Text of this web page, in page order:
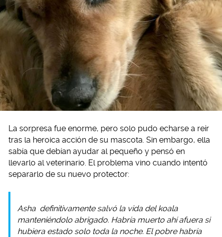
La sorpresa fue enorme, pero solo pudo echarse a reír
tras la heroica acción de su mascota. Sin embargo, ella
sabía que debían ayudar al pequeño y pensó en
llevarlo al veterinario. El problema vino cuando intentó
separarlo de su nuevo protector:
Asha definitivamente salvó la vida del koala
manteniéndolo abrigado. Habría muerto ahí afuera si
hubiera estado solo toda la noche. El pobre habría